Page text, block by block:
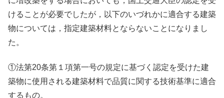
けることが必要でしたが，以下のいづれかに適合する建築
物については，指定建築材料とならないことになりまし
た。
①法第20条第１項第一号の規定に基づく認定を受けた建
築物に使用される建築材料で品質に関する技術基準に適合
するもの。